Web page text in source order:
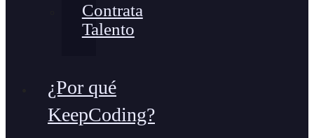
Contrata
Talento
¿Por qué
KeepCoding?